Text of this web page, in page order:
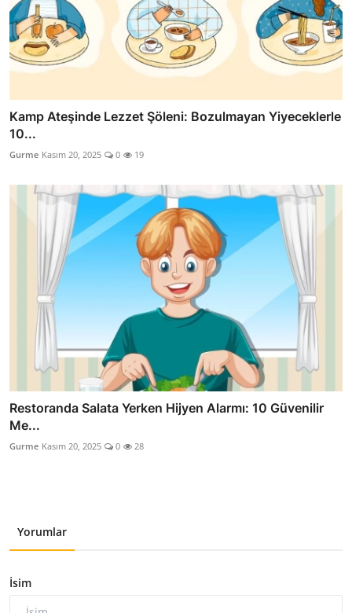
Kamp Ateşinde Lezzet Şöleni: Bozulmayan Yiyeceklerle
10...
Gurme Kasım 20, 2025 0 19
Restoranda Salata Yerken Hijyen Alarmı: 10 Güvenilir
Me...
Gurme Kasım 20, 2025 0 28
Yorumlar
İsim